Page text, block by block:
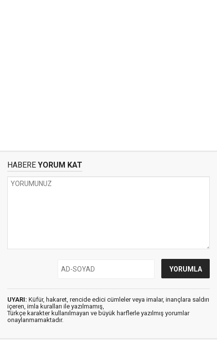
HABERE YORUM KAT
UYARI: Küfür, hakaret, rencide edici cümleler veya imalar, inançlara saldırı
içeren, imla kuralları ile yazılmamış,
Türkçe karakter kullanılmayan ve büyük harflerle yazılmış yorumlar
onaylanmamaktadır.